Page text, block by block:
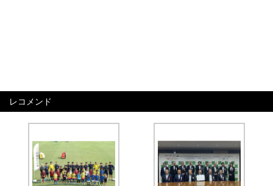
レコメンド